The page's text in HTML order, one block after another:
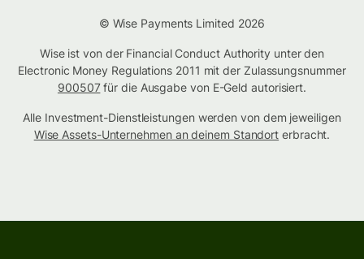
© Wise Payments Limited 2026
Wise ist von der Financial Conduct Authority unter den
Electronic Money Regulations 2011 mit der Zulassungsnummer
900507für die Ausgabe von E-Geld autorisiert.
Alle Investment-Dienstleistungen werden von dem jeweiligen
Wise Assets-Unternehmen an deinem Standort erbracht.